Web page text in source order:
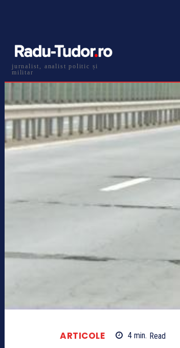
jurnalist, analist politic și
militar
ARTICOLE 4 min. Read